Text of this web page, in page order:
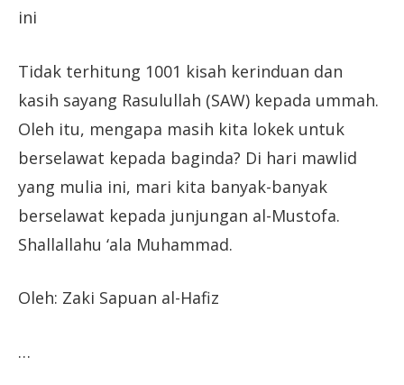
ini
Tidak terhitung 1001 kisah kerinduan dan
kasih sayang Rasulullah (SAW) kepada ummah.
Oleh itu, mengapa masih kita lokek untuk
berselawat kepada baginda? Di hari mawlid
yang mulia ini, mari kita banyak-banyak
berselawat kepada junjungan al-Mustofa.
Shallallahu ‘ala Muhammad.
Oleh: Zaki Sapuan al-Hafiz
…